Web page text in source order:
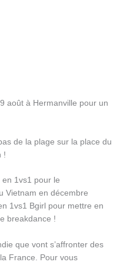
août à Hermanville pour un
de la plage sur la place du
!
1vs1 pour le
Vietnam en décembre
1vs1 Bgirl pour mettre en
breakdance !
que vont s’affronter des
France. Pour vous